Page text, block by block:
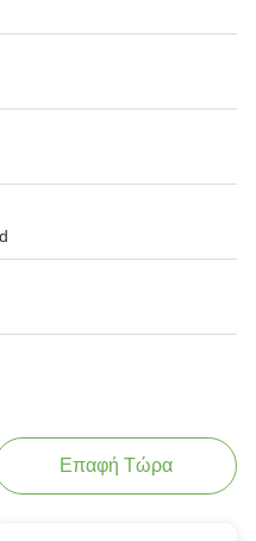
Επαφή Τώρα